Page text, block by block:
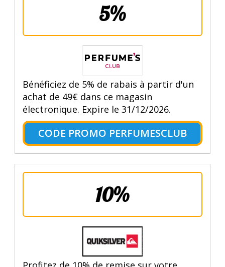
5%
Bénéficiez de 5% de rabais à partir d'un
achat de 49€ dans ce magasin
électronique. Expire le 31/12/2026.
CODE PROMO PERFUMESCLUB
10%